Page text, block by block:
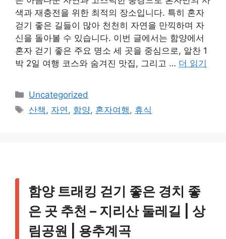
색과 재충전을 위한 최적의 장소입니다. 특히 혼자
걷기 좋은 길들이 많아 천천히 자연을 만끽하며 자
신을 돌아볼 수 있습니다. 이번 글에서는 함양에서
혼자 걷기 좋은 주요 명소 세 곳을 중심으로, 알찬 1
박 2일 여행 코스와 숨겨진 맛집, 그리고 … 더 읽기
카
테
Uncategorized
태
산책 , 자연 , 함양, 혼자여행 , 휴식
함양 트래킹 걷기 좋은 경치 좋
은 곳 추천 – 지리산 둘레길 | 상
림공원 | 용추계곡